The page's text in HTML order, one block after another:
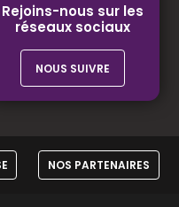
Rejoins-nous sur les
réseaux sociaux
NOUS SUIVRE
NOS PARTENAIRES